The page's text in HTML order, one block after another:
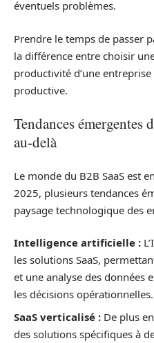
éventuels problèmes.
Prendre le temps de passer
la différence entre choisir
productivité d’une
productive.
Tendances émergentes
au-delà
Le monde du B2B SaaS est
2025, plusieurs tendances
paysage technologique des
Intelligence artificielle :
les solutions SaaS,
et une analyse des données
les décisions opérationnelles.
SaaS verticalisé : De plus
des solutions spécifiques à